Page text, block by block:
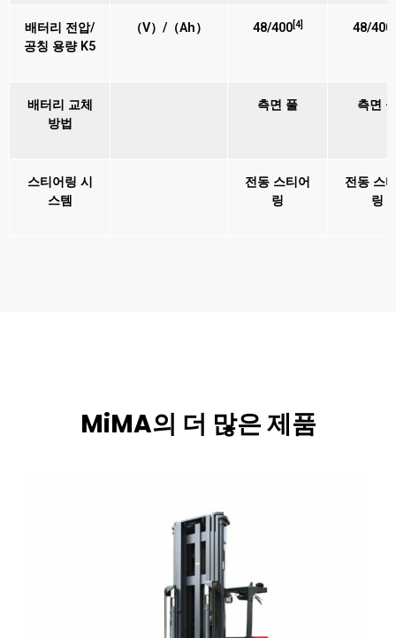
배터리 전압/
공칭 용량 K5
（V）/（Ah） 48/400[4] 48/400
배터리 교체
방법
측면 풀 측면
스티어링 시
스템
전동 스티어
링
전동 스
링
MiMA의 더 많은 제품